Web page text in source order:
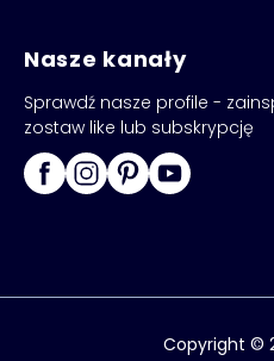
Nasze kanały
Sprawdź nasze profile -
zostaw like lub subskrypcję
Copyright ©